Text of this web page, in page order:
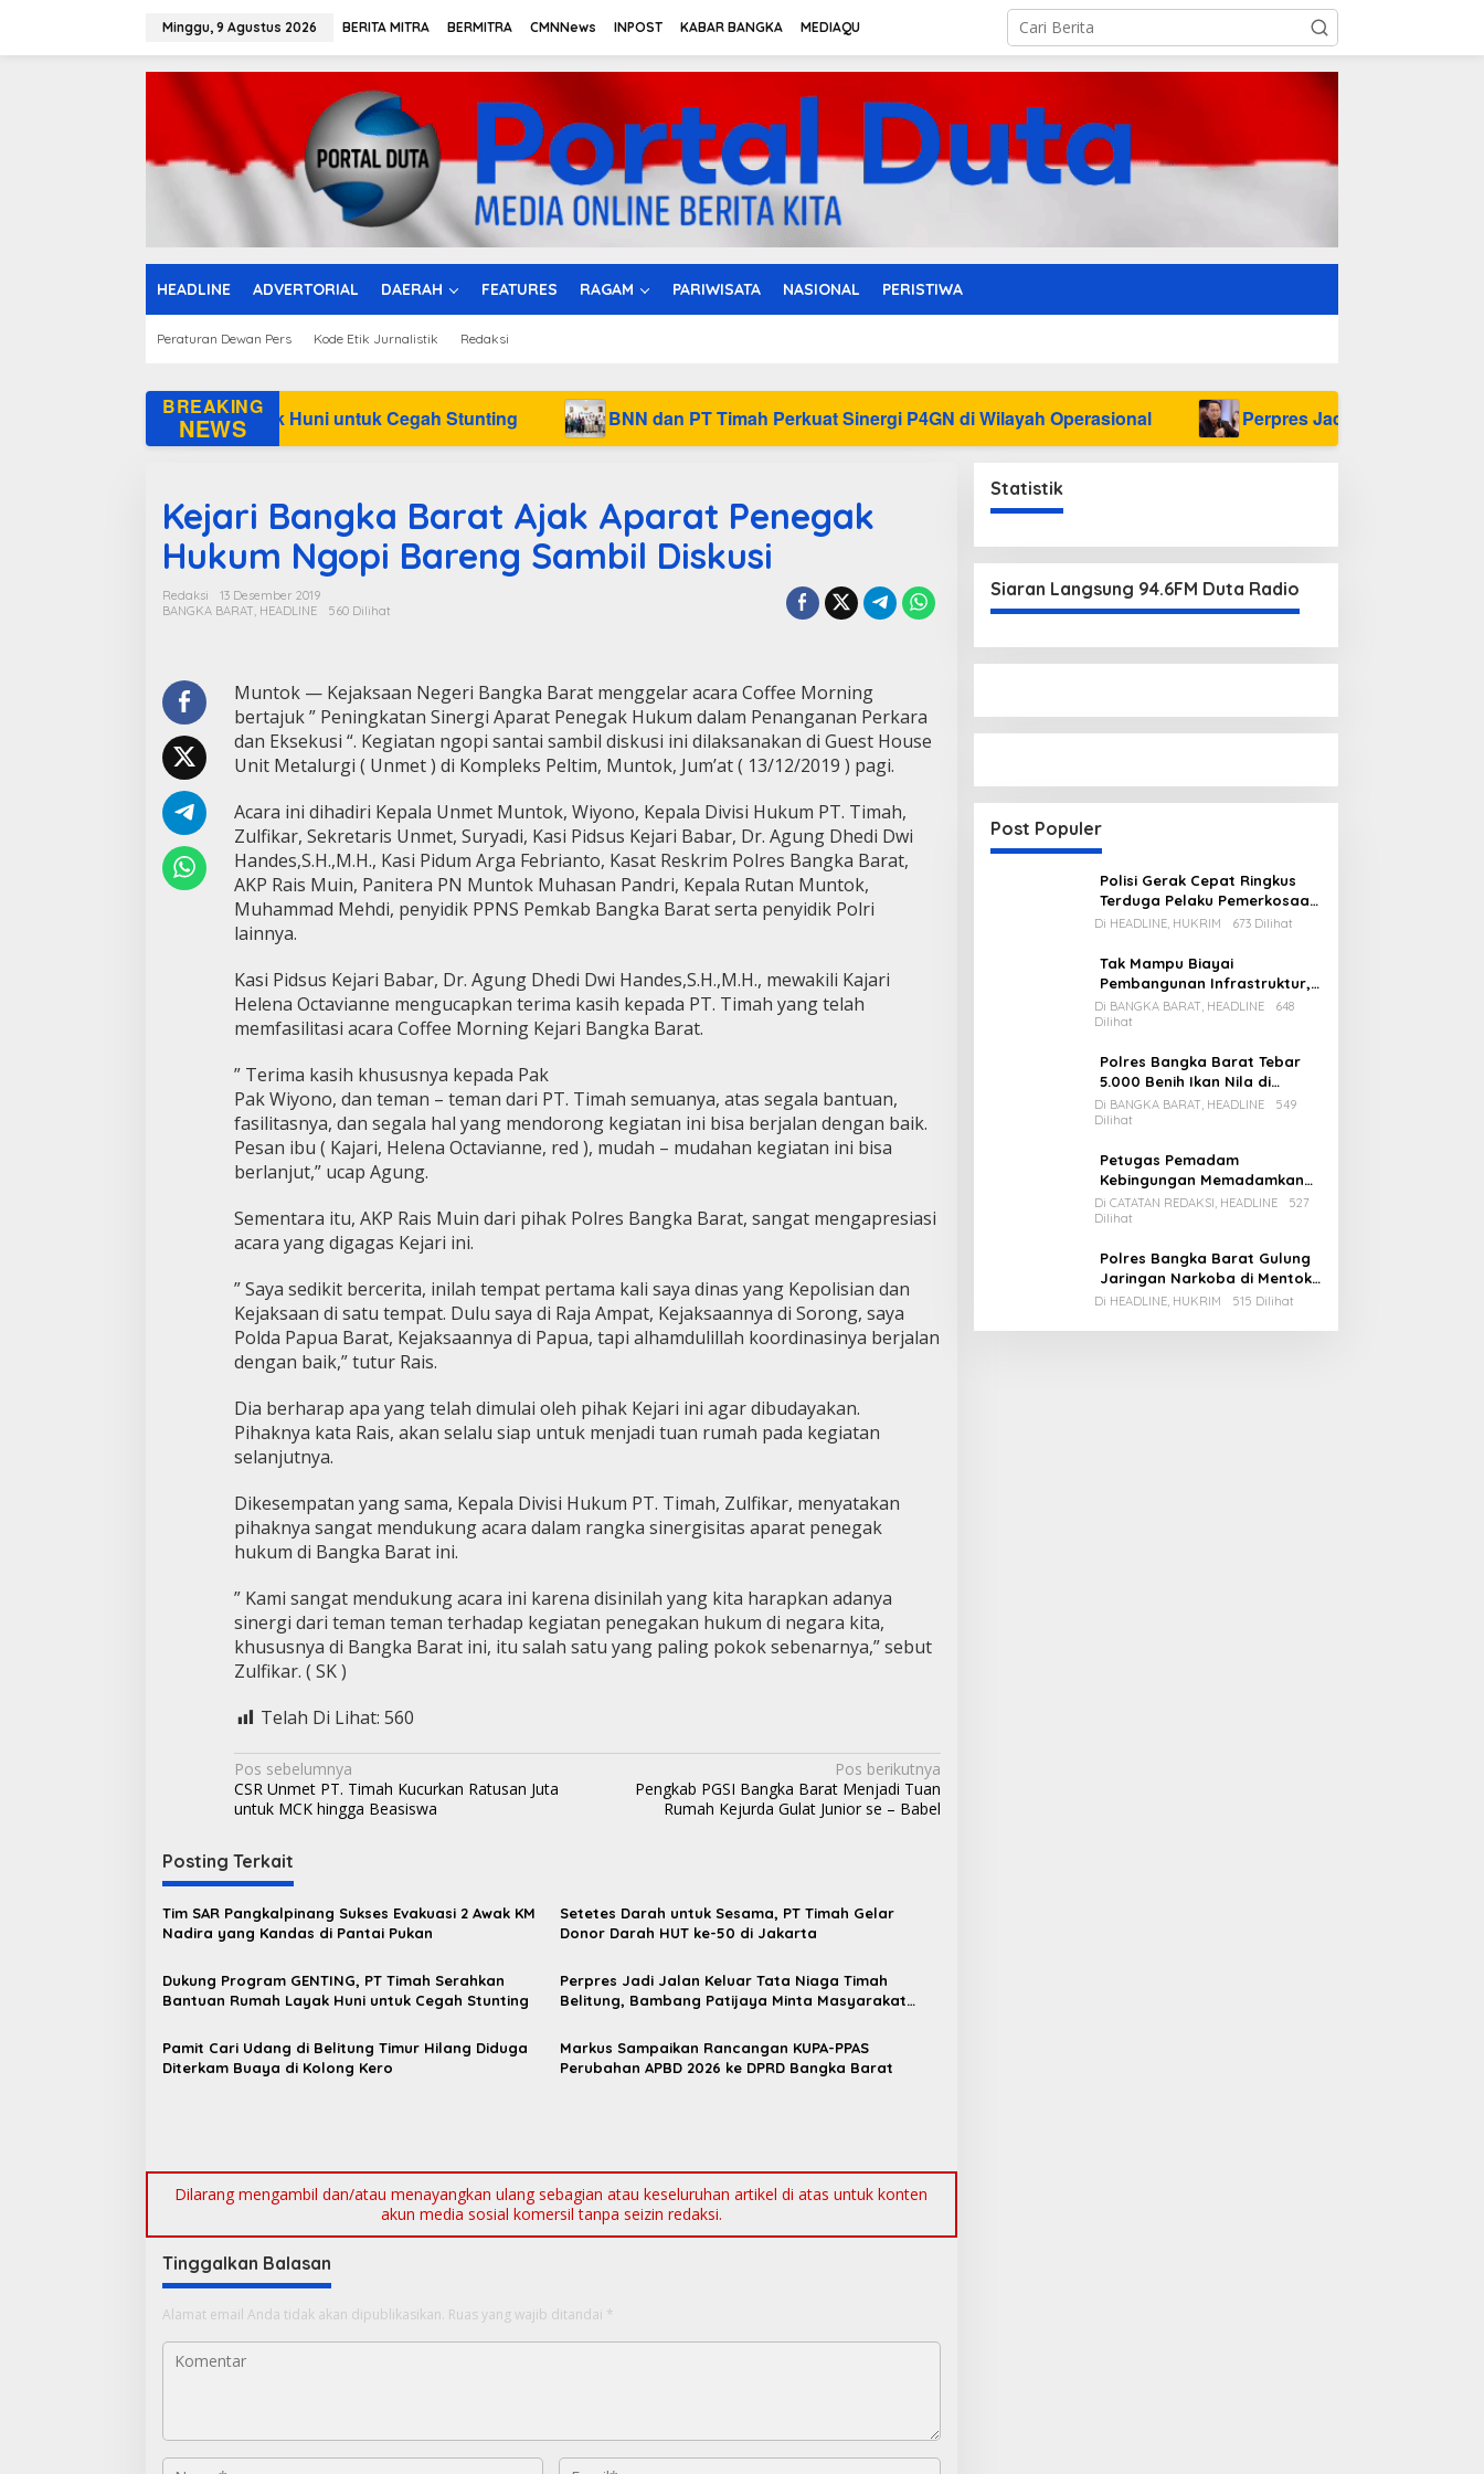
Minggu, 9 Agustus 2026 BERITA MITRA BERMITRA CMNNews INPOST KABAR BANGKA MEDIAQU
HEADLINE ADVERTORIAL DAERAH FEATURES RAGAM PARIWISATA NASIONAL PERISTIWA
Peraturan Dewan Pers Kode Etik Jurnalistik Redaksi
BREAKING
NEWS
Rumah Layak Huni untuk Cegah Stunting BNN dan PT Timah Perkuat Sinergi P4GN di Wilayah Operasional Perpres Jadi Jalan Keluar Tata Niaga Timah
Kejari Bangka Barat Ajak Aparat Penegak
Hukum Ngopi Bareng Sambil Diskusi
Redaksi
13 Desember 2019
BANGKA BARAT, HEADLINE 560 Dilihat
Muntok — Kejaksaan Negeri Bangka Barat menggelar acara Coffee Morning
bertajuk ” Peningkatan Sinergi Aparat Penegak Hukum dalam Penanganan Perkara
dan Eksekusi “. Kegiatan ngopi santai sambil diskusi ini dilaksanakan di Guest House
Unit Metalurgi ( Unmet ) di Kompleks Peltim, Muntok, Jum’at ( 13/12/2019 ) pagi.
Acara ini dihadiri Kepala Unmet Muntok, Wiyono, Kepala Divisi Hukum PT. Timah,
Zulfikar, Sekretaris Unmet, Suryadi, Kasi Pidsus Kejari Babar, Dr. Agung Dhedi Dwi
Handes,S.H.,M.H., Kasi Pidum Arga Febrianto, Kasat Reskrim Polres Bangka Barat,
AKP Rais Muin, Panitera PN Muntok Muhasan Pandri, Kepala Rutan Muntok,
Muhammad Mehdi, penyidik PPNS Pemkab Bangka Barat serta penyidik Polri
lainnya.
Kasi Pidsus Kejari Babar, Dr. Agung Dhedi Dwi Handes,S.H.,M.H., mewakili Kajari
Helena Octavianne mengucapkan terima kasih kepada PT. Timah yang telah
memfasilitasi acara Coffee Morning Kejari Bangka Barat.
” Terima kasih khususnya kepada Pak
Pak Wiyono, dan teman – teman dari PT. Timah semuanya, atas segala bantuan,
fasilitasnya, dan segala hal yang mendorong kegiatan ini bisa berjalan dengan baik.
Pesan ibu ( Kajari, Helena Octavianne, red ), mudah – mudahan kegiatan ini bisa
berlanjut,” ucap Agung.
Sementara itu, AKP Rais Muin dari pihak Polres Bangka Barat, sangat mengapresiasi
acara yang digagas Kejari ini.
” Saya sedikit bercerita, inilah tempat pertama kali saya dinas yang Kepolisian dan
Kejaksaan di satu tempat. Dulu saya di Raja Ampat, Kejaksaannya di Sorong, saya
Polda Papua Barat, Kejaksaannya di Papua, tapi alhamdulillah koordinasinya berjalan
dengan baik,” tutur Rais.
Dia berharap apa yang telah dimulai oleh pihak Kejari ini agar dibudayakan.
Pihaknya kata Rais, akan selalu siap untuk menjadi tuan rumah pada kegiatan
selanjutnya.
Dikesempatan yang sama, Kepala Divisi Hukum PT. Timah, Zulfikar, menyatakan
pihaknya sangat mendukung acara dalam rangka sinergisitas aparat penegak
hukum di Bangka Barat ini.
” Kami sangat mendukung acara ini karena disinilah yang kita harapkan adanya
sinergi dari teman teman terhadap kegiatan penegakan hukum di negara kita,
khususnya di Bangka Barat ini, itu salah satu yang paling pokok sebenarnya,” sebut
Zulfikar. ( SK )
Telah Di Lihat: 560
N
a
i
g
a
i
o
s
Pos sebelumnya
CSR Unmet PT. Timah Kucurkan Ratusan Juta
untuk MCK hingga Beasiswa
Pos berikutnya
Pengkab PGSI Bangka Barat Menjadi Tuan
Rumah Kejurda Gulat Junior se – Babel
Posting Terkait
Tim SAR Pangkalpinang Sukses Evakuasi 2 Awak KM
Nadira yang Kandas di Pantai Pukan
Setetes Darah untuk Sesama, PT Timah Gelar
Donor Darah HUT ke-50 di Jakarta
Dukung Program GENTING, PT Timah Serahkan
Bantuan Rumah Layak Huni untuk Cegah Stunting
Perpres Jadi Jalan Keluar Tata Niaga Timah
Belitung, Bambang Patijaya Minta Masyarakat
Pamit Cari Udang di Belitung Timur Hilang Diduga
Diterkam Buaya di Kolong Kero
Markus Sampaikan Rancangan KUPA-PPAS
Perubahan APBD 2026 ke DPRD Bangka Barat
Dilarang mengambil dan/atau menayangkan ulang sebagian atau keseluruhan artikel di atas untuk konten
akun media sosial komersil tanpa seizin redaksi.
Tinggalkan Balasan
Alamat email Anda tidak akan dipublikasikan. Ruas yang wajib ditandai *
Statistik
Siaran Langsung 94.6FM Duta Radio
Post Populer
Polisi Gerak Cepat Ringkus
Terduga Pelaku Pemerkosaan
di Kecamatan Mentok
Di HEADLINE, HUKRIM 673 Dilihat
Tak Mampu Biayai
Pembangunan Infrastruktur,
Pemda Babar Rencana Utang
Rp65 M
Di BANGKA BARAT, HEADLINE
648
Dilihat
Polres Bangka Barat Tebar
5.000 Benih Ikan Nila di
Bozem Kampung Iklim
Di BANGKA BARAT, HEADLINE
549
Dilihat
Petugas Pemadam
Kebingungan Memadamkan
Apinya Sendiri
Di CATATAN REDAKSI, HEADLINE
527
Dilihat
Polres Bangka Barat Gulung
Jaringan Narkoba di Mentok,
2 Pemain Besar Diamankan, 1
Di HEADLINE, HUKRIM 515 Dilihat